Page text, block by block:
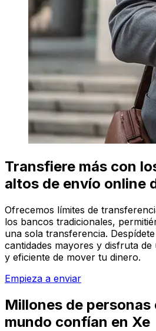
Transfiere más con
altos de envío online
Ofrecemos límites de
los bancos tradicionales,
una sola transferencia.
cantidades mayores y disfruta
y eficiente de mover tu dinero.
Empieza a enviar
Millones de personas
mundo confían en Xe